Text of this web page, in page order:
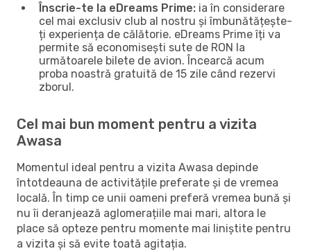
Înscrie-te la eDreams Prime: ia în considerare
cel mai exclusiv club al nostru și îmbunătățește-
ți experiența de călătorie. eDreams Prime îți va
permite să economisești sute de RON la
următoarele bilete de avion. Încearcă acum
proba noastră gratuită de 15 zile când rezervi
zborul.
Cel mai bun moment pentru a vizita
Awasa
Momentul ideal pentru a vizita Awasa depinde
întotdeauna de activitățile preferate și de vremea
locală. În timp ce unii oameni preferă vremea bună și
nu îi deranjează aglomerațiile mai mari, altora le
place să opteze pentru momente mai liniștite pentru
a vizita și să evite toată agitația.